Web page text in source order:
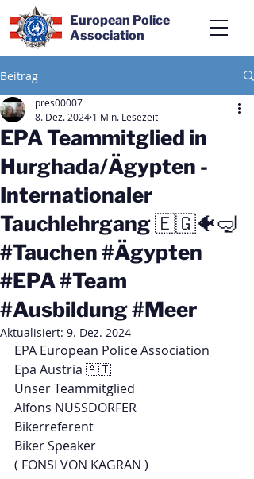
European Police
Association
Beitrag
EPA Teammitglied in
Hurghada/Ägypten -
Internationaler
Tauchlehrgang 🇪🇬🐠🤿
#Tauchen #Ägypten
#EPA #Team
#Ausbildung #Meer
pres00007
8. Dez. 2024 1 Min. Lesezeit
Aktualisiert: 9. Dez. 2024
EPA European Police Association
Epa Austria 🇦🇹
Unser Teammitglied
Alfons NUSSDORFER
Bikerreferent
Biker Speaker
( FONSI VON KAGRAN )